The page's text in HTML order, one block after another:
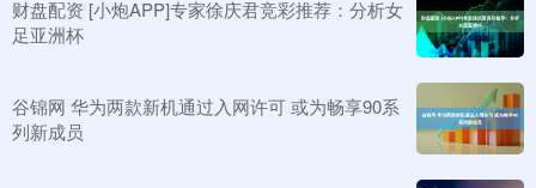
财盘配资 [小炮APP]专家徐庆君竞彩推荐：分析女
足亚洲杯
谷锦网 华为两款新机通过入网许可 或为畅享90系
列新成员